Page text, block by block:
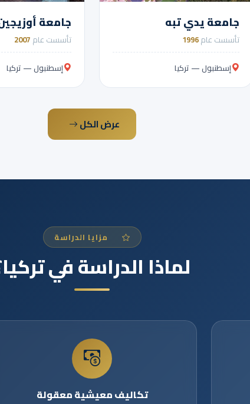
جامعة يدي تبه
تأسست عام1996
إسطنبول — تركيا
جامعة
تأسست عام 2007
إسطنبول — تركيا
عرض الكل
مزايا الدراسة
لماذا الدراسة في
تكاليف معيشية معقولة